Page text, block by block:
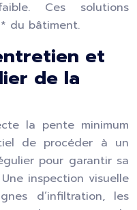
Ces solutions
du bâtiment.
et
de la
la pente minimum
de procéder à un
pour garantir sa
inspection visuelle
d’infiltration, les